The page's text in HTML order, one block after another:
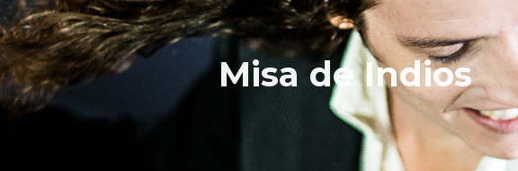
Misa de Indios